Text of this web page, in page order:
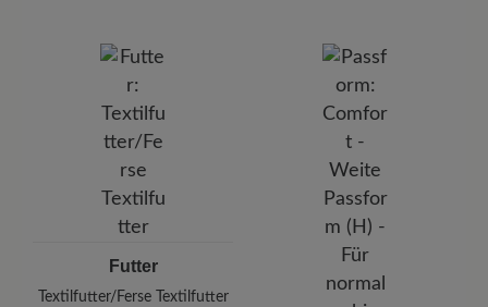
Futter
Textilfutter/Ferse Textilfutter